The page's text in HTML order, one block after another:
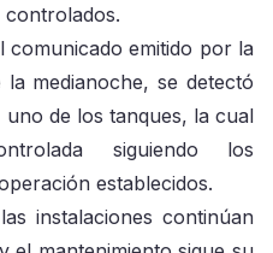
controlados.
emitido por la
medianoche, se detectó
de los tanques, la cual
siguiendo los
establecidos.
instalaciones continúan